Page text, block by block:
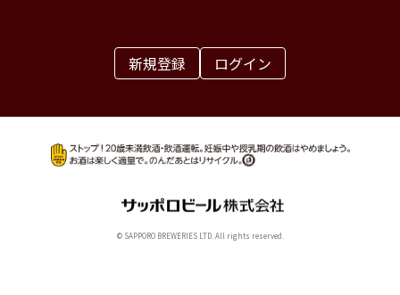
新規登録 ログイン
© SAPPORO BREWERIES LTD. All rights reserved.